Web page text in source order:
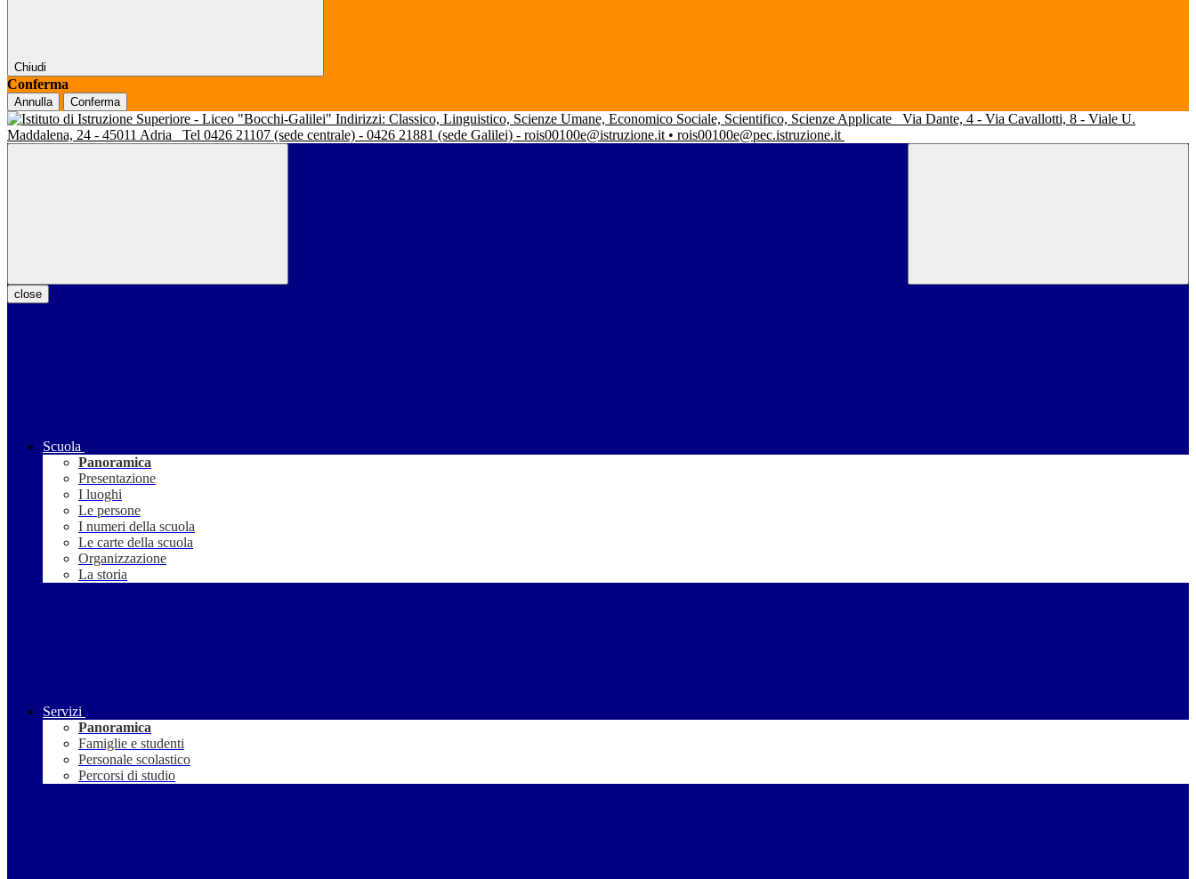
Chiudi
Conferma
Annulla Conferma
Indirizzi: Classico, Linguistico, Scienze Umane, Economico Sociale, Scientifico, Scienze Applicate
Via Dante, 4 - Via Cavallotti, 8 - Viale U.
Maddalena, 24 - 45011 Adria
Tel 0426 21107 (sede centrale) - 0426 21881 (sede Galilei) - rois00100e@istruzione.it • rois00100e@pec.istruzione.it
close
Scuola
Panoramica
Presentazione
I luoghi
Le persone
I numeri della scuola
Le carte della scuola
Organizzazione
La storia
Servizi
Panoramica
Famiglie e studenti
Personale scolastico
Percorsi di studio